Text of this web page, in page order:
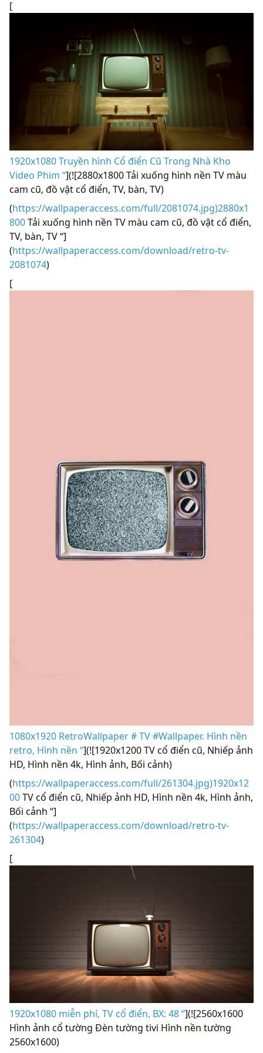
[
1920x1080 Truyền hình Cổ điển Cũ Trong Nhà Kho
Video Phim “](![2880x1800 Tải xuống hình nền TV màu
cam cũ, đồ vật cổ điển, TV, bàn, TV)
(https://wallpaperaccess.com/full/2081074.jpg)2880x1
800Tải xuống hình nền TV màu cam cũ, đồ vật cổ điển,
TV, bàn, TV “]
(https://wallpaperaccess.com/download/retro-tv-
2081074)
[
1080x1920 RetroWallpaper # TV #Wallpaper. Hình nền
retro, Hình nền “](![1920x1200 TV cổ điển cũ, Nhiếp ảnh
HD, Hình nền 4k, Hình ảnh, Bối cảnh)
(https://wallpaperaccess.com/full/261304.jpg)1920x12
00TV cổ điển cũ, Nhiếp ảnh HD, Hình nền 4k, Hình ảnh,
Bối cảnh “]
(https://wallpaperaccess.com/download/retro-tv-
261304)
[
1920x1080 miễn phí, TV cổ điển, BX: 48 “](![2560x1600
Hình ảnh cổ tường Đèn tường tivi Hình nền tường
2560x1600)